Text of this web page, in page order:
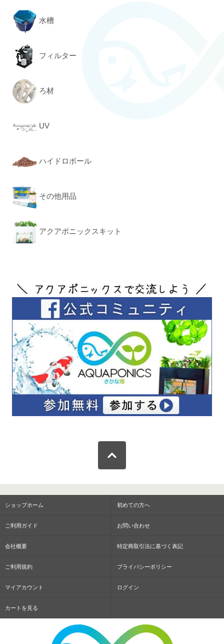
水槽
フィルター
ろ材
UV
ハイドロボール
その他用品
アクアポニックスキット
ショップホーム 初めての方へ
ご利用ガイド お問い合わせ
会社概要 特定商取引法に基づく表記
ご利用規約 プライバシーポリシー
マイアカウント ログイン
カートを見る